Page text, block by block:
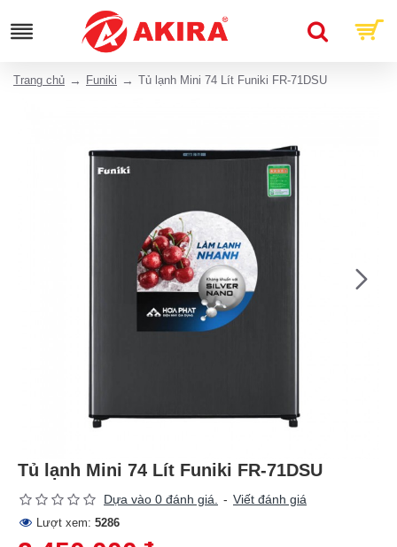
Trang chủ Funiki Tủ lạnh Mini 74 Lít Funiki FR-71DSU
Tủ lạnh Mini 74 Lít Funiki FR-71DSU
Dựa vào 0 đánh giá. - Viết đánh giá
Lượt xem: 5286